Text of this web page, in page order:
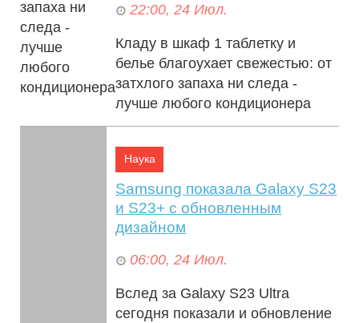
22:00, 24 Июл.
Кладу в шкаф 1 таблетку и
белье благоухает свежестью: от
затхлого запаха ни следа -
лучше любого кондиционера
Устраните затхлость в шкафу
одной табле...
Наука
Samsung показала Galaxy S23
и S23+ с обновленным
дизайном
06:00, 24 Июл.
Вслед за Galaxy S23 Ultra
сегодня показали и обновление